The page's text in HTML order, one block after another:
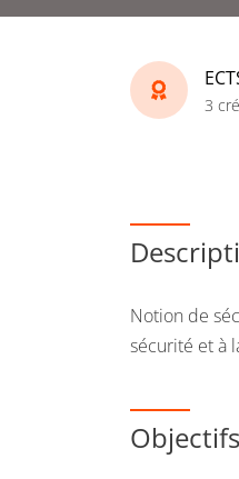
3
Notion de
sécurité et à
Objectifs